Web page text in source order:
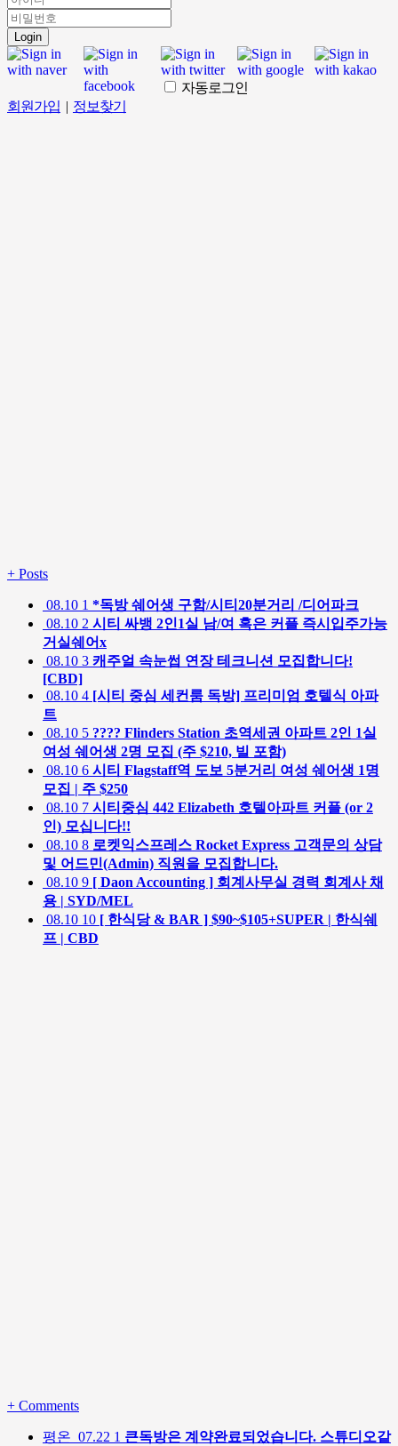
Login
자동로그인
회원가입 | 정보찾기
+ Posts
08.10 1 *독방 쉐어생 구함/시티20분거리 /디어파크
08.10 2 시티 싸뱅 2인1실 남/여 혹은 커플 즉시입주가능
거실쉐어x
08.10 3 캐주얼 속눈썹 연장 테크니션 모집합니다!
[CBD]
08.10 4 [시티 중심 세컨룸 독방] 프리미엄 호텔식 아파
트
08.10 5 ???? Flinders Station 초역세권 아파트 2인 1실
여성 쉐어생 2명 모집 (주 $210, 빌 포함)
08.10 6 시티 Flagstaff역 도보 5분거리 여성 쉐어생 1명
모집 | 주 $250
08.10 7 시티중심 442 Elizabeth 호텔아파트 커플 (or 2
인) 모십니다!!
08.10 8 로켓익스프레스 Rocket Express 고객문의 상담
및 어드민(Admin) 직원을 모집합니다.
08.10 9 [ Daon Accounting ] 회계사무실 경력 회계사 채
용 | SYD/MEL
08.10 10 [ 한식당 & BAR ] $90~$105+SUPER | 한식쉐
프 | CBD
+ Comments
평온 07.22 1 큰독방은 계약완료되었습니다. 스튜디오같